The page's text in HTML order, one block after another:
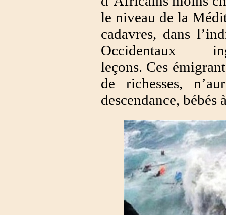
le niveau de la
cadavres, dans
Occidentaux
leçons. Ces
de richesses,
descendance,